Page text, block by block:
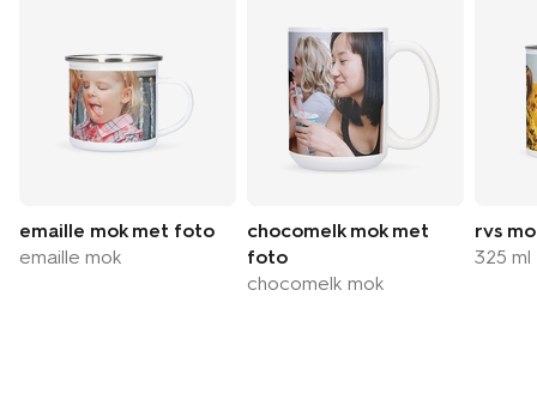
emaille mok met foto
emaille mok
chocomelk mok met
foto
chocomelk mok
rvs
325 ml